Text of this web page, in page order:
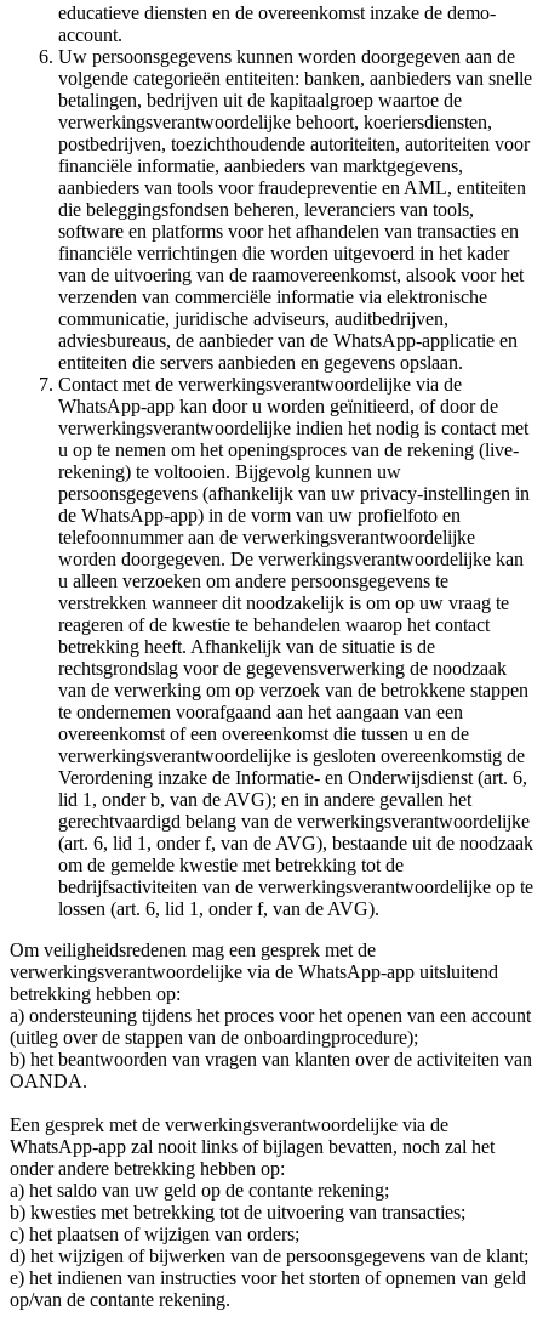
educatieve diensten en de overeenkomst inzake de demo-
account.
Uw persoonsgegevens kunnen worden doorgegeven aan de
volgende categorieën entiteiten: banken, aanbieders van snelle
betalingen, bedrijven uit de kapitaalgroep waartoe de
verwerkingsverantwoordelijke behoort, koeriersdiensten,
postbedrijven, toezichthoudende autoriteiten, autoriteiten voor
financiële informatie, aanbieders van marktgegevens,
aanbieders van tools voor fraudepreventie en AML, entiteiten
die beleggingsfondsen beheren, leveranciers van tools,
software en platforms voor het afhandelen van transacties en
financiële verrichtingen die worden uitgevoerd in het kader
van de uitvoering van de raamovereenkomst, alsook voor het
verzenden van commerciële informatie via elektronische
communicatie, juridische adviseurs, auditbedrijven,
adviesbureaus, de aanbieder van de WhatsApp-applicatie en
entiteiten die servers aanbieden en gegevens opslaan.
Contact met de verwerkingsverantwoordelijke via de
WhatsApp-app kan door u worden geïnitieerd, of door de
verwerkingsverantwoordelijke indien het nodig is contact met
u op te nemen om het openingsproces van de rekening (live-
rekening) te voltooien. Bijgevolg kunnen uw
persoonsgegevens (afhankelijk van uw privacy-instellingen in
de WhatsApp-app) in de vorm van uw profielfoto en
telefoonnummer aan de verwerkingsverantwoordelijke
worden doorgegeven. De verwerkingsverantwoordelijke kan
u alleen verzoeken om andere persoonsgegevens te
verstrekken wanneer dit noodzakelijk is om op uw vraag te
reageren of de kwestie te behandelen waarop het contact
betrekking heeft. Afhankelijk van de situatie is de
rechtsgrondslag voor de gegevensverwerking de noodzaak
van de verwerking om op verzoek van de betrokkene stappen
te ondernemen voorafgaand aan het aangaan van een
overeenkomst of een overeenkomst die tussen u en de
verwerkingsverantwoordelijke is gesloten overeenkomstig de
Verordening inzake de Informatie- en Onderwijsdienst (art. 6,
lid 1, onder b, van de AVG); en in andere gevallen het
gerechtvaardigd belang van de verwerkingsverantwoordelijke
(art. 6, lid 1, onder f, van de AVG), bestaande uit de noodzaak
om de gemelde kwestie met betrekking tot de
bedrijfsactiviteiten van de verwerkingsverantwoordelijke op te
lossen (art. 6, lid 1, onder f, van de AVG).
Om veiligheidsredenen mag een gesprek met de
verwerkingsverantwoordelijke via de WhatsApp-app uitsluitend
betrekking hebben op:
a) ondersteuning tijdens het proces voor het openen van een account
(uitleg over de stappen van de onboardingprocedure);
b) het beantwoorden van vragen van klanten over de activiteiten van
OANDA.
Een gesprek met de verwerkingsverantwoordelijke via de
WhatsApp-app zal nooit links of bijlagen bevatten, noch zal het
onder andere betrekking hebben op:
a) het saldo van uw geld op de contante rekening;
b) kwesties met betrekking tot de uitvoering van transacties;
c) het plaatsen of wijzigen van orders;
d) het wijzigen of bijwerken van de persoonsgegevens van de klant;
e) het indienen van instructies voor het storten of opnemen van geld
op/van de contante rekening.